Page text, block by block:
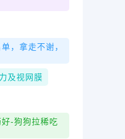
，拿走不谢，
及视网膜
-狗狗拉稀吃